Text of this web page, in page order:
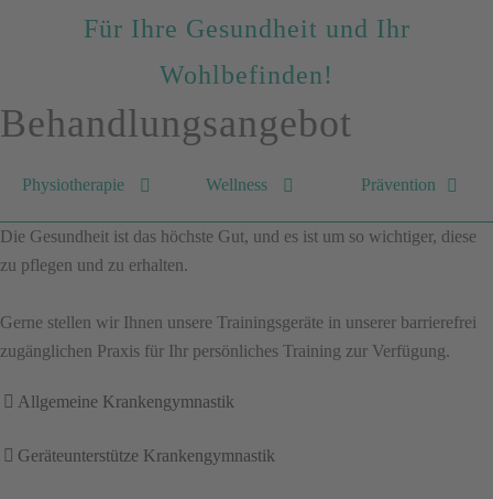
Für Ihre Gesundheit und Ihr
Wohlbefinden!
Behandlungsangebot
Physiotherapie Wellness Prävention
Die Gesundheit ist das höchste Gut, und es ist um so wichtiger, diese
zu pflegen und zu erhalten.
Gerne stellen wir Ihnen unsere Trainingsgeräte in unserer barrierefrei
zugänglichen Praxis für Ihr persönliches Training zur Verfügung.
Allgemeine Krankengymnastik
Geräteunterstütze Krankengymnastik